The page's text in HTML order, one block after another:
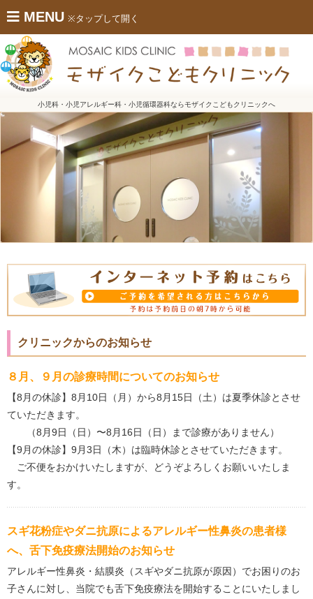
MENU ※タップして開く
小児科・小児アレルギー科・小児循環器科ならモザイクこどもクリニックへ
クリニックからのお知らせ
８月、９月の診療時間についてのお知らせ
【8月の休診】8月10日（月）から8月15日（土）は夏季休診とさせ
ていただきます。
（8月9日（日）〜8月16日（日）まで診療がありません）
【9月の休診】9月3日（木）は臨時休診とさせていただきます。
ご不便をおかけいたしますが、どうぞよろしくお願いいたしま
す。
スギ花粉症やダニ抗原によるアレルギー性鼻炎の患者様
へ、舌下免疫療法開始のお知らせ
アレルギー性鼻炎・結膜炎（スギやダニ抗原が原因）でお困りのお
子さんに対し、当院でも舌下免疫療法を開始することにいたしまし